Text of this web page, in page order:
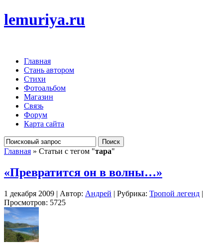
lemuriya.ru
Главная
Стань автором
Стихи
Фотоальбом
Магазин
Связь
Форум
Карта сайта
Главная » Статьи с тегом "тара"
«Превратится он в волны…»
1 декабря 2009 | Автор: Андрей | Рубрика: Тропой легенд |
Просмотров: 5725